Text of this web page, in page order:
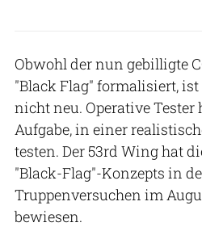
Obwohl der nun gebilligte
"Black Flag" formalisiert,
nicht neu. Operative Tester
Aufgabe, in einer
testen. Der 53rd Wing hat
"Black-Flag"-Konzepts in
Truppenversuchen im
bewiesen.